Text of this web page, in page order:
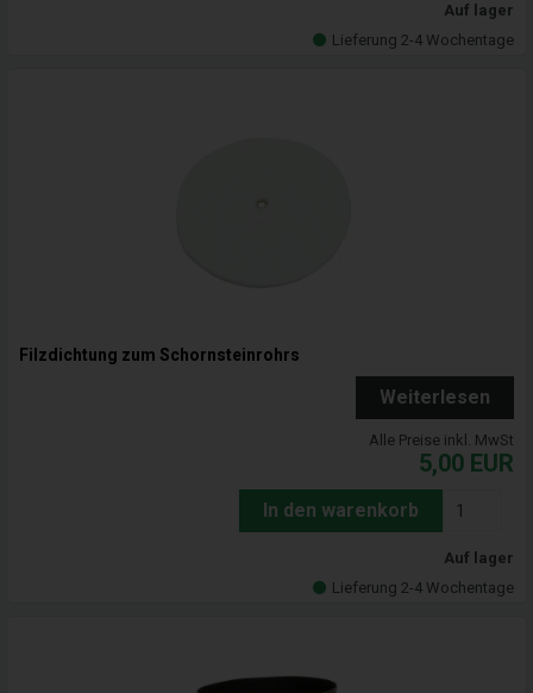
Auf lager
Lieferung 2-4 Wochentage
Filzdichtung zum Schornsteinrohrs
Weiterlesen
Alle Preise inkl. MwSt
5,00 EUR
In den warenkorb
Auf lager
Lieferung 2-4 Wochentage